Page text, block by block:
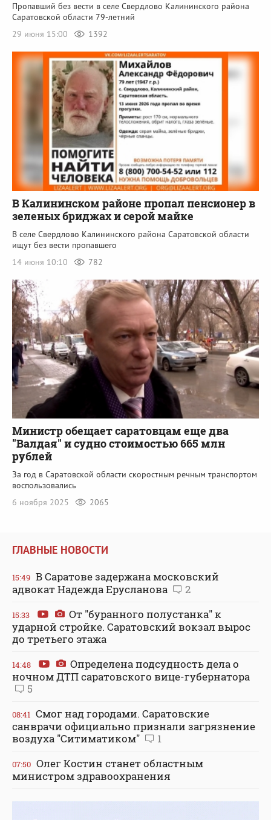
Пропавший без вести в селе Свердлово Калининского района
Саратовской области 79-летний
29 июня 15:00
1392
В Калининском районе пропал пенсионер в
зеленых бриджах и серой майке
В селе Свердлово Калининского района Саратовской области
ищут без вести пропавшего
14 июня 10:10
782
Министр обещает саратовцам еще два
"Валдая" и судно стоимостью 665 млн
рублей
За год в Саратовской области скоростным речным транспортом
воспользовались
6 ноября 2025
2065
ГЛАВНЫЕ НОВОСТИ
15:49 В Саратове задержана московский
адвокат Надежда Ерусланова
2
15:33
От "буранного полустанка" к
ударной стройке. Саратовский вокзал вырос
до третьего этажа
14:48
Определена подсудность дела о
ночном ДТП саратовского вице-губернатора
5
08:41 Смог над городами. Саратовские
санврачи официально признали загрязнение
воздуха "Ситиматиком"
1
07:50 Олег Костин станет областным
министром здравоохранения